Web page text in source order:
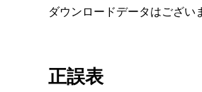
ダウンロードデータはござい
正誤表